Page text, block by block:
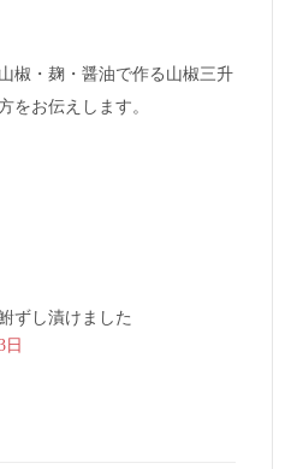
椒・麹・醤油で作る山椒三升
をお伝えします。
ずし漬けました
日